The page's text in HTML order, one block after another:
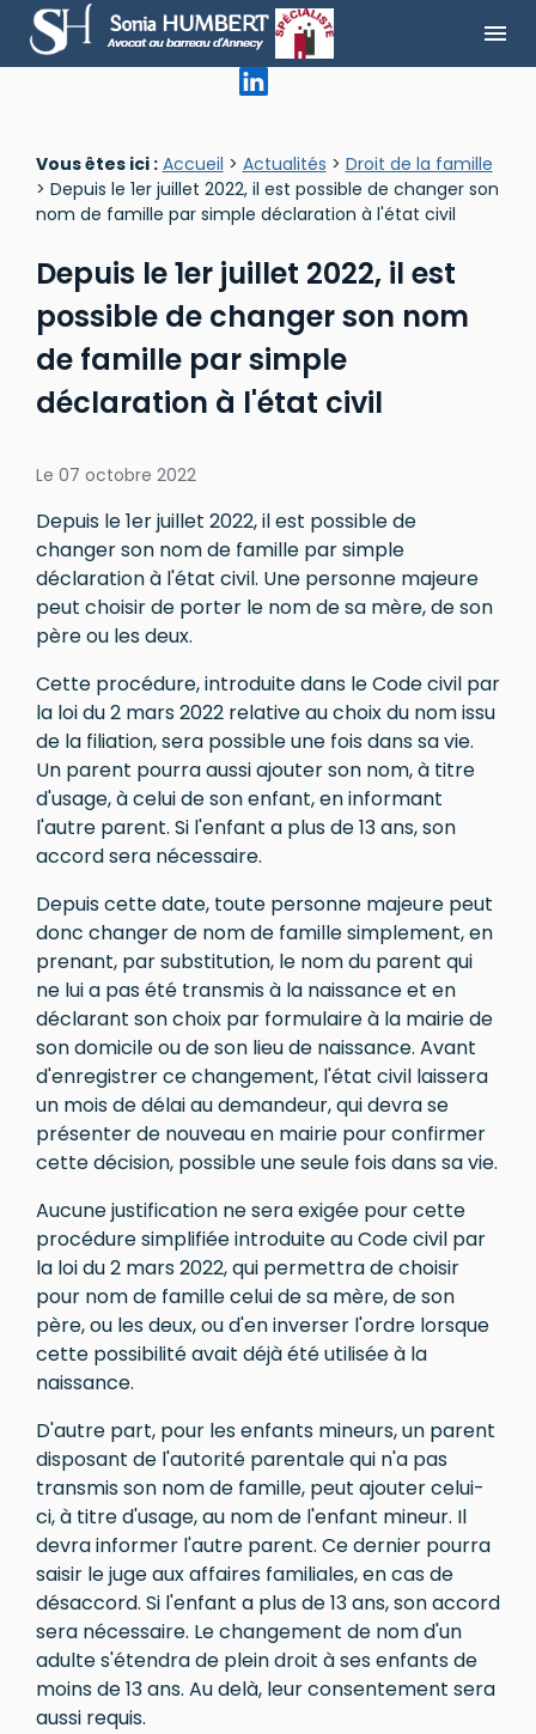
menu
Vous êtes ici : Accueil > Actualités > Droit de la famille
> Depuis le 1er juillet 2022, il est possible de changer son
nom de famille par simple déclaration à l'état civil
Depuis le 1er juillet 2022, il est
possible de changer son nom
de famille par simple
déclaration à l'état civil
Le 07 octobre 2022
Depuis le 1er juillet 2022, il est possible de
changer son nom de famille par simple
déclaration à l'état civil. Une personne majeure
peut choisir de porter le nom de sa mère, de son
père ou les deux.
Cette procédure, introduite dans le Code civil par
la loi du 2 mars 2022 relative au choix du nom issu
de la filiation, sera possible une fois dans sa vie.
Un parent pourra aussi ajouter son nom, à titre
d'usage, à celui de son enfant, en informant
l'autre parent. Si l'enfant a plus de 13 ans, son
accord sera nécessaire.
Depuis cette date, toute personne majeure peut
donc changer de nom de famille simplement, en
prenant, par substitution, le nom du parent qui
ne lui a pas été transmis à la naissance et en
déclarant son choix par formulaire à la mairie de
son domicile ou de son lieu de naissance. Avant
d'enregistrer ce changement, l'état civil laissera
un mois de délai au demandeur, qui devra se
présenter de nouveau en mairie pour confirmer
cette décision, possible une seule fois dans sa vie.
Aucune justification ne sera exigée pour cette
procédure simplifiée introduite au Code civil par
la loi du 2 mars 2022, qui permettra de choisir
pour nom de famille celui de sa mère, de son
père, ou les deux, ou d'en inverser l'ordre lorsque
cette possibilité avait déjà été utilisée à la
naissance.
D'autre part, pour les enfants mineurs, un parent
disposant de l'autorité parentale qui n'a pas
transmis son nom de famille, peut ajouter celui-
ci, à titre d'usage, au nom de l'enfant mineur. Il
devra informer l'autre parent. Ce dernier pourra
saisir le juge aux affaires familiales, en cas de
désaccord. Si l'enfant a plus de 13 ans, son accord
sera nécessaire. Le changement de nom d'un
adulte s'étendra de plein droit à ses enfants de
moins de 13 ans. Au delà, leur consentement sera
aussi requis.
Panneau de gestion des cookies